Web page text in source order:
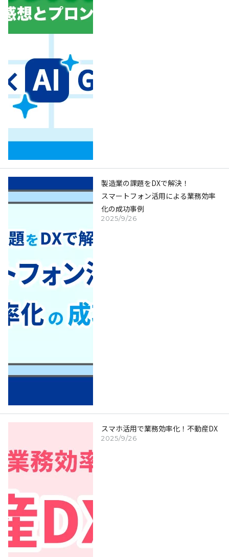
2025/9/26
製造業の課題をDXで解決！
スマートフォン活用による業務効率
化の成功事例
2025/9/26
スマホ活用で業務効率化！不動産DX